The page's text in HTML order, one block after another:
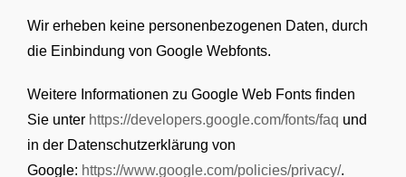
Wir erheben keine personenbezogenen Daten, durch
die Einbindung von Google Webfonts.
Weitere Informationen zu Google Web Fonts finden
Sie unter https://developers.google.com/fonts/faq und
in der Datenschutzerklärung von
Google: https://www.google.com/policies/privacy/.